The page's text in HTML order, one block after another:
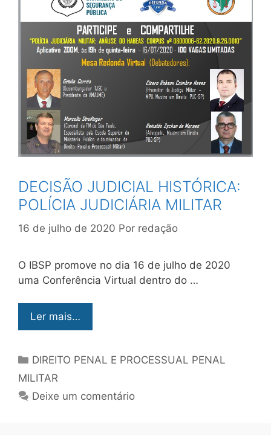
DECISÃO JUDICIAL HISTÓRICA:
POLÍCIA JUDICIÁRIA MILITAR
16 de julho de 2020 Por redação
O IBSP promove no dia 16 de julho de 2020
uma Conferência Virtual dentro do …
Ler mais…
DIREITO PENAL E PROCESSUAL PENAL
MILITAR
Deixe um comentário